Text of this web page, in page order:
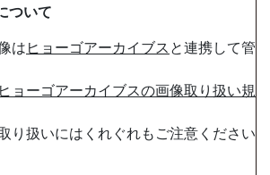
ついて
は ヒョーゴアーカイブス と連携して管
ヒョーゴアーカイブスの画像取り扱い規
り扱いにはくれぐれもご注意ください